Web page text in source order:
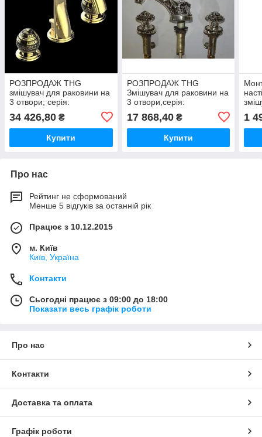
РОЗПРОДАЖ THG
змішувач для раковини на
3 отвори; серія:
Bernardaud,Marquise gold
decor
34 426,80 ₴
Купити
РОЗПРОДАЖ THG
Змішувач для раковини на
3 отвори,серія:
17 868,40₴
Купити
1
Про нас
Рейтинг не сформований
Менше 5 відгуків за останній рік
Працює з 10.12.2015
м. Київ
Київ, Україна
Контакти
Сьогодні працює з 09:00 до 18:00
Показати весь графік роботи
Про нас
Контакти
Доставка та оплата
Графік роботи